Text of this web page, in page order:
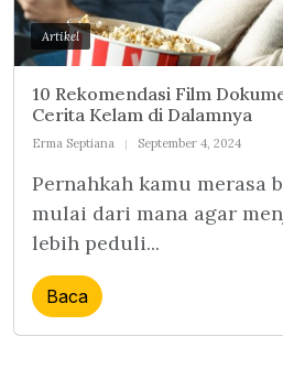
Artikel
10 Rekomendasi Film
Cerita Kelam di Dalamnya
Erma Septiana September 4, 2024
Pernahkah kamu merasa
mulai dari mana agar
lebih peduli...
Baca